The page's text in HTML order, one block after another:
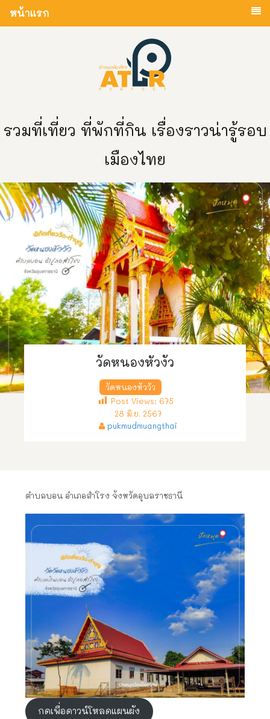
หน้าแรก
รวมที่เที่ยว ที่พักที่กิน เรื่องราวน่ารู้รอบ
เมืองไทย
วัดหนองหัวงัว
วัดหนองหัววัว
Post Views: 675
28 มิ.ย. 2567
pukmudmuangthai
ตำบลบอน อำเภอสำโรง จังหวัดอุบลราชธานี
กดเพื่อดาวน์โหลดแผนผัง